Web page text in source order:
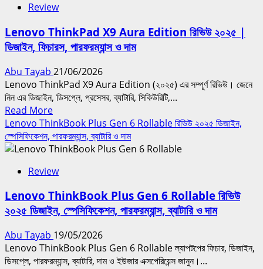
9i
২০২৫
ডুয়াল
ল্যাপটপের
ডিজাইন,
পারফরম্যান্স,
দাম
ও
সব
কিছু
Review
Lenovo ThinkPad X9 Aura Edition রিভিউ ২০২৫ |
ডিজাইন, ফিচারস, পারফরম্যান্স ও দাম
Abu Tayab 21/06/2026
Lenovo ThinkPad X9 Aura Edition (২০২৫) এর সম্পূর্ণ রিভিউ। জেনে
নিন এর ডিজাইন, ডিসপ্লে, প্রসেসর, ব্যাটারি, সিকিউরিটি,...
Read MoreRead
more
about
Lenovo
X9
Edition
রিভিউ
|
ডিজাইন,
ফিচারস,
Lenovo ThinkBook Plus Gen 6 Rollable রিভিউ ২০২৫ ডিজাইন,
স্পেসিফিকেশন, পারফরম্যান্স, ব্যাটারি ও দাম
Review
Lenovo ThinkBook Plus Gen 6 Rollable রিভিউ
২০২৫ ডিজাইন, স্পেসিফিকেশন, পারফরম্যান্স, ব্যাটারি ও দাম
Abu Tayab 19/05/2026
Lenovo ThinkBook Plus Gen 6 Rollable ল্যাপটপের ফিচার, ডিজাইন,
ডিসপ্লে, পারফরম্যান্স, ব্যাটারি, দাম ও ইউজার এক্সপেরিয়েন্স জানুন।...